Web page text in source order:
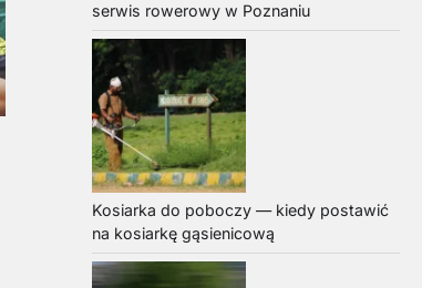
serwis rowerowy w Poznaniu
Kosiarka do poboczy — kiedy postawić
na kosiarkę gąsienicową